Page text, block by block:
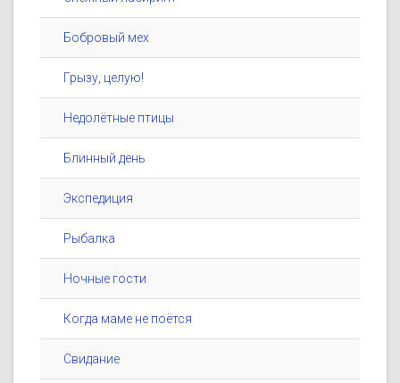
Бобровый мех
Грызу, целую!
Недолётные птицы
Блинный день
Экспедиция
Рыбалка
Ночные гости
Когда маме не поётся
Свидание